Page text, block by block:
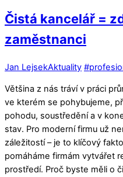
Čistá kancelář =
zaměstnanci
Jan LejsekAktuality
Většina z nás tráví v práci
ve kterém se pohybujeme,
pohodu, soustředění a v
stav. Pro moderní firmu už
záležitostí – je to klíčový
pomáháme firmám vytvářet
prostředí. Proč byste měli o